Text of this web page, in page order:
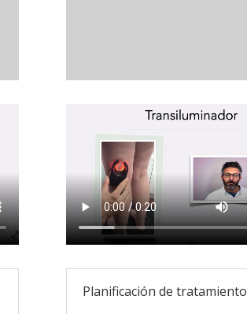
Planificación de tratamiento